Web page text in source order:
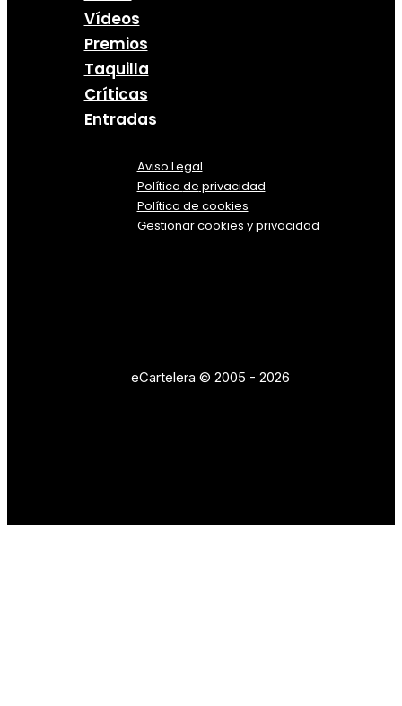
Vídeos
Premios
Taquilla
Críticas
Entradas
Aviso Legal
Política de privacidad
Política de cookies
Gestionar cookies y privacidad
eCartelera © 2005 - 2026